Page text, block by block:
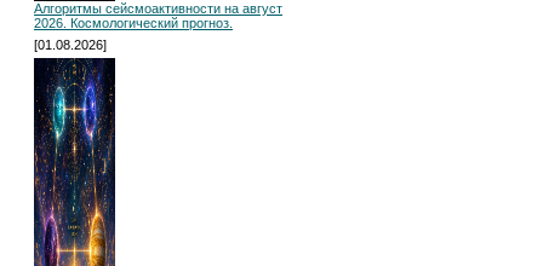
Алгоритмы сейсмоактивности на август
2026. Космологический прогноз.
[01.08.2026]